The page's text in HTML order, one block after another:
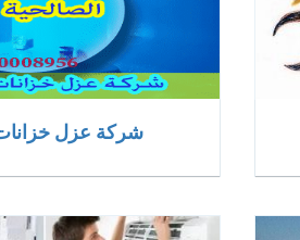
شركة عزل